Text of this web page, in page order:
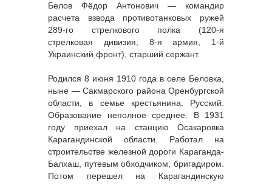
Белов Фёдор Антонович — командир
расчета взвода противотанковых ружей
289-го стрелкового полка (120-я
стрелковая дивизия, 8-я армия, 1-й
Украинский фронт), старший сержант.
Родился 8 июня 1910 года в селе Беловка,
ныне — Сакмарского района Оренбургской
области, в семье крестьянина. Русский.
Образование неполное среднее. В 1931
году приехал на станцию Осакаровка
Карагандинской области. Работал на
строительстве железной дороги Караганда-
Балхаш, путевым обходчиком, бригадиром.
Потом перешел на Карагандинскую